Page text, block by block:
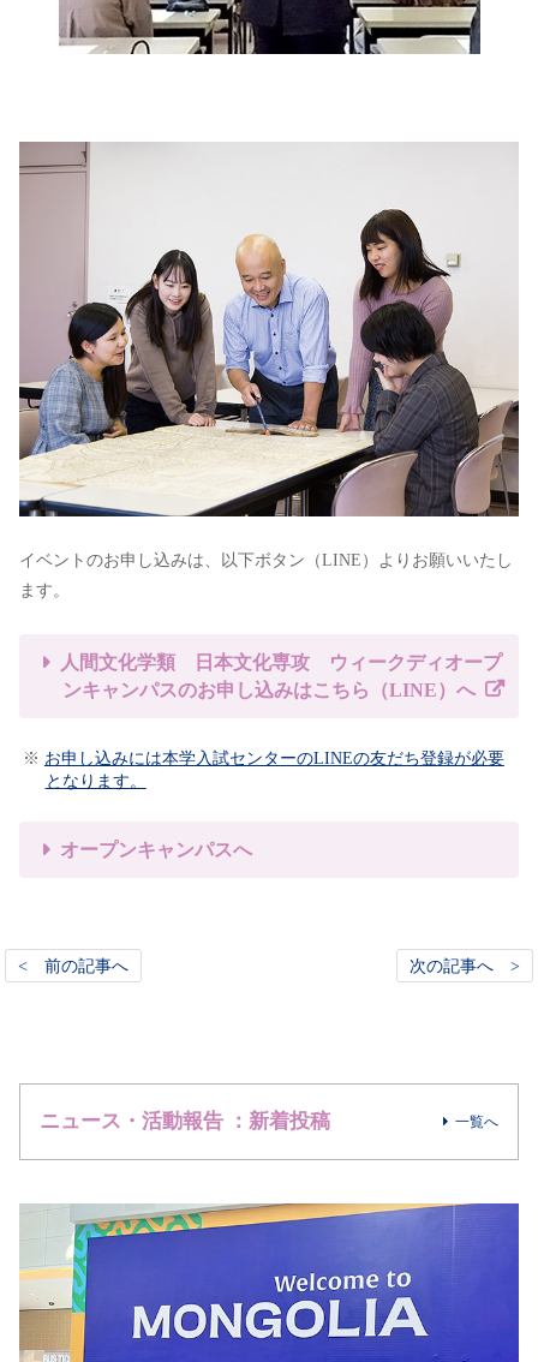
イベントのお申し込みは、以下ボタン（LINE）よりお願いいたし
ます。
人間文化学類 日本文化専攻 ウィークディオープ
ンキャンパスのお申し込みはこちら（LINE）へ
※ お申し込みには本学入試センターのLINEの友だち登録が必要
となります。
オープンキャンパスへ
< 前の記事へ 次の記事へ >
ニュース・活動報告 ：新着投稿 一覧へ